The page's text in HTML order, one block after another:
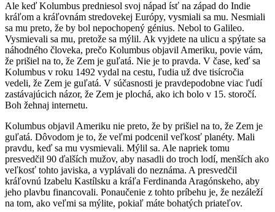
Ale keď Kolumbus predniesol svoj nápad ísť na západ do Indie
kráľom a kráľovnám stredovekej Európy, vysmiali sa mu. Nesmiali
sa mu preto, že by bol nepochopený génius. Nebol to Galileo.
Vysmievali sa mu, pretože sa mýlil. Ak vyjdete na ulicu a spýtate sa
náhodného človeka, prečo Kolumbus objavil Ameriku, povie vám,
že prišiel na to, že Zem je guľatá. Nie je to pravda. V čase, keď sa
Kolumbus v roku 1492 vydal na cestu, ľudia už dve tisícročia
vedeli, že Zem je guľatá. V súčasnosti je pravdepodobne viac ľudí
zastávajúcich názor, že Zem je plochá, ako ich bolo v 15. storočí.
Boh žehnaj internetu.
Kolumbus objavil Ameriku nie preto, že by prišiel na to, že Zem je
guľatá. Dôvodom je to, že veľmi podcenil veľkosť planéty. Mali
pravdu, keď sa mu vysmievali. Mýlil sa. Ale napriek tomu
presvedčil 90 ďalších mužov, aby nasadli do troch lodí, menších ako
veľkosť tohto javiska, a vyplávali do neznáma. A presvedčil
kráľovnú Izabelu Kastílsku a kráľa Ferdinanda Aragónskeho, aby
jeho plavbu financovali. Ponaučenie z tohto príbehu je, že nezáleží
na tom, ako veľmi sa mýlite, pokiaľ máte bohatých priateľov.